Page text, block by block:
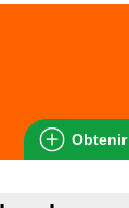
Obtenir